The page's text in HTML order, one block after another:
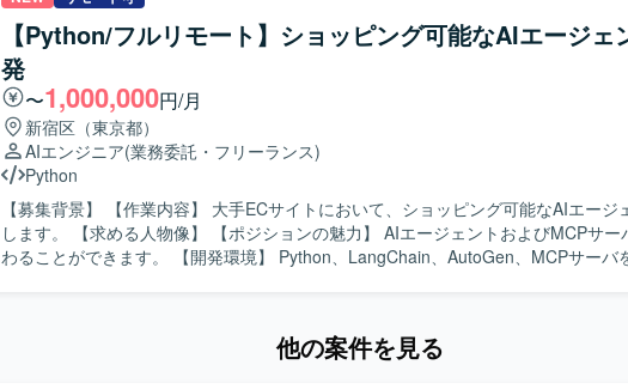
ョンという公共性の高いシステムに携わることができ、PythonやVue.js、AWSを
験を積むことができます。不具合修正や追加要件改修を通じて、既存システムの理
キルを身につけることができます。 【開発環境】 Python、Vue.js、AWSを用いた環境での開発
になります。
【Python/フルリモート】ショッピング可能なAIエージェ
発
〜1,000,000円/月
新宿区（東京都）
AIエンジニア(業務委託・フリーランス)
Python
【募集背景】 【作業内容】 大手ECサイトにおいて、ショッピング可能なAIエージェントを開発
します。 【求める人物像】 【ポジションの魅力】 AIエージェントおよびMCPサーバ開発に携
わることができます。 【開発環境】 Python、LangChain、AutoGen、MCPサーバを使用しま
他の案件を見る